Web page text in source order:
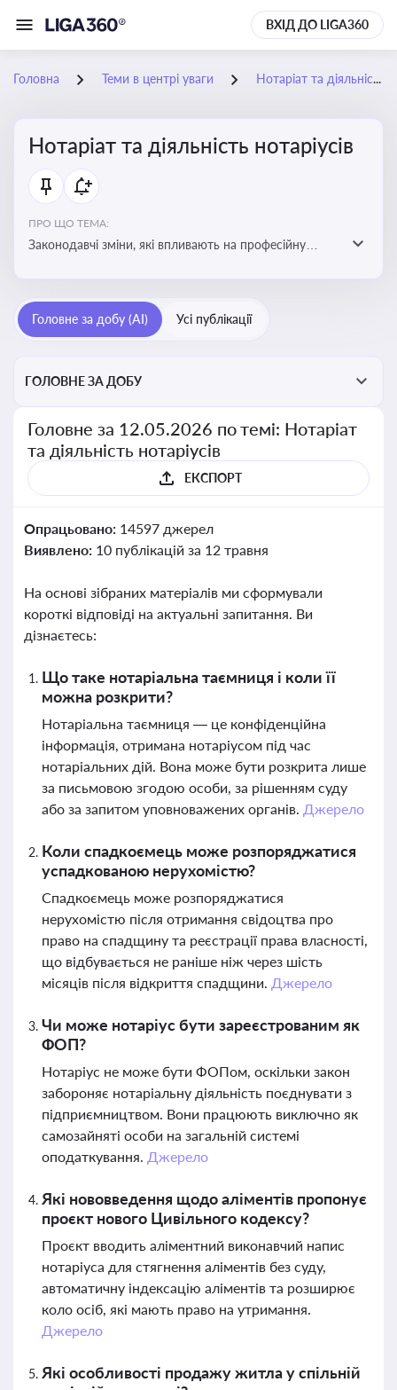
ВХІД ДО LIGA360
Головна Теми в центрі уваги Нотаріат та діяльність нотаріусів
Нотаріат та діяльність нотаріусів
ПРО ЩО ТЕМА:
Законодавчі зміни, які впливають на професійну
Головне за добу (AI) Усі публікації
ГОЛОВНЕ ЗА ДОБУ
Головне за 12.05.2026 по темі: Нотаріат
та діяльність нотаріусів
ЕКСПОРТ
Опрацьовано: 14597 джерел
Виявлено: 10 публікацій за 12 травня
На основі зібраних матеріалів ми сформували
короткі відповіді на актуальні запитання. Ви
дізнаєтесь:
Що таке нотаріальна таємниця і коли її
можна розкрити?
Нотаріальна таємниця — це конфіденційна
інформація, отримана нотаріусом під час
нотаріальних дій. Вона може бути розкрита лише
за письмовою згодою особи, за рішенням суду
або за запитом уповноважених органів. Джерело
Коли спадкоємець може розпоряджатися
успадкованою нерухомістю?
Спадкоємець може розпоряджатися
нерухомістю після отримання свідоцтва про
право на спадщину та реєстрації права власності,
що відбувається не раніше ніж через шість
місяців після відкриття спадщини. Джерело
Чи може нотаріус бути зареєстрованим як
ФОП?
Нотаріус не може бути ФОПом, оскільки закон
забороняє нотаріальну діяльність поєднувати з
підприємництвом. Вони працюють виключно як
самозайняті особи на загальній системі
оподаткування. Джерело
Які нововведення щодо аліментів пропонує
проєкт нового Цивільного кодексу?
Проєкт вводить аліментний виконавчий напис
нотаріуса для стягнення аліментів без суду,
автоматичну індексацію аліментів та розширює
коло осіб, які мають право на утримання.
Джерело
Які особливості продажу житла у спільній